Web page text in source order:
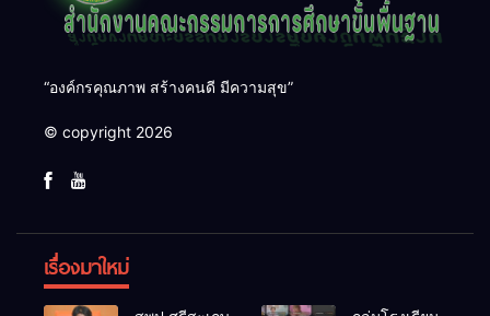
“องค์กรคุณภาพ สร้างคนดี มีความสุข”
© copyright 2026
เรื่องมาใหม่